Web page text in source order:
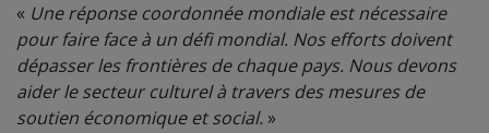
« Une réponse coordonnée mondiale est nécessaire
pour faire face à un défi mondial. Nos efforts doivent
dépasser les frontières de chaque pays. Nous devons
aider le secteur culturel à travers des mesures de
soutien économique et social. »